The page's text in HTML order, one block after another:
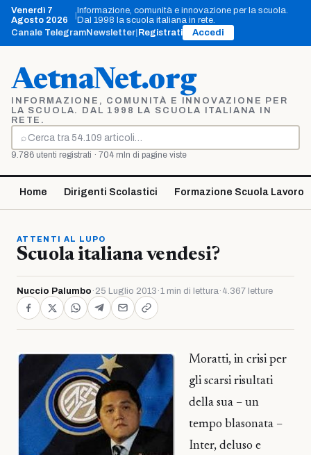
Vai
contenuto
Venerdì 7
Agosto 2026
Informazione, comunità e innovazione per la scuola.
Dal 1998 la scuola italiana in rete.
Canale TelegramNewsletter Registrati Accedi
AetnaNet.org
INFORMAZIONE, COMUNITÀ E INNOVAZIONE PER
LA SCUOLA. DAL 1998 LA SCUOLA ITALIANA IN
RETE.
⌕
Cerca
9.786 utenti registrati · 704 mln di pagine viste
Home Dirigenti Scolastici Formazione Scuola Lavoro
ATTENTI AL LUPO
Scuola italiana vendesi?
Nuccio Palumbo · 25 Luglio 2013 ·1 min di lettura· 4.367 letture
Moratti, in crisi per
gli scarsi risultati
della sua – un
tempo blasonata –
Inter, deluso e